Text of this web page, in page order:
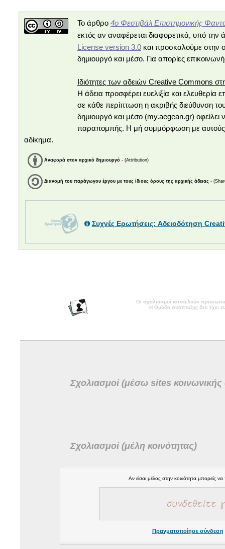
Το άρθρο 4ο Φεστιβάλ Επιστημονικής
εκτός αν αναφέρεται διαφορετικά, υπό την
License version 3.0 και προσκαλούμε στην
δημιουργό και μέσο. Για απορίες
Ιδιότητες των αδειών Creative Commons
Η άδεια προσφέρει ευελιξία και
σε κάθε περίπτωση η ακριβής διεύθυνση
δημιουργό και μέσο (my.aegean.gr)
παραπομπής. Η μή συμμόρφωση με αυτούς
αδίκημα.
Αναφορά στον αρχικό δημιουργό - (Attribution)
Διανομή του παράγωγου έργου με τους ίδιους όρους της αρχικής άδειας -
Συχνές Ερωτήσεις: Αδειοδότηση
Οι σχολιασμοί αποτελούν
Η Ομάδα Ανάπτυξης δεν έχει
Σχολιασμοί (μέσω sites
Σχολιασμοί (μέλη κοινότητας)
Αν είσαι μέλος στην κοινότητα μπορείς
Πραγματοποίησε σύνδεση